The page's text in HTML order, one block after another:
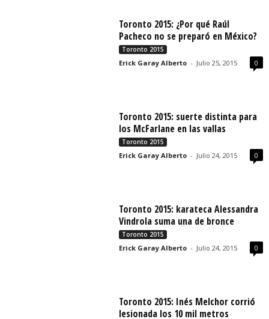
Toronto 2015: ¿Por qué Raúl
Pacheco no se preparó en México?
Toronto 2015
Erick Garay Alberto - Julio 25, 2015 0
Toronto 2015: suerte distinta para
los McFarlane en las vallas
Toronto 2015
Erick Garay Alberto - Julio 24, 2015 0
Toronto 2015: karateca Alessandra
Vindrola suma una de bronce
Toronto 2015
Erick Garay Alberto - Julio 24, 2015 0
Toronto 2015: Inés Melchor corrió
lesionada los 10 mil metros